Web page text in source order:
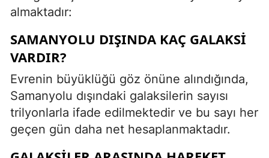
almaktadır:
SAMANYOLU DIŞINDA KAÇ GALAKSI
VARDIR?
Evrenin büyüklüğü göz önüne alındığında,
Samanyolu dışındaki galaksilerin sayısı
trilyonlarla ifade edilmektedir ve bu sayı her
geçen gün daha net hesaplanmaktadır.